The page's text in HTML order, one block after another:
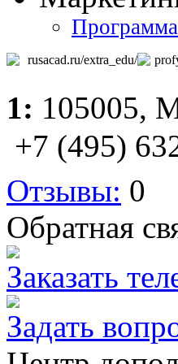
Программа
rusacad.ru/extra_edu/
1: 105005,
+7 (495)
Отзывы: 0
Обратная
Заказать
Задать